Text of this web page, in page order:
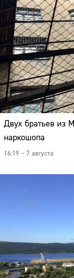
Двух братьев из
наркошопа
16:19 – 7 августа